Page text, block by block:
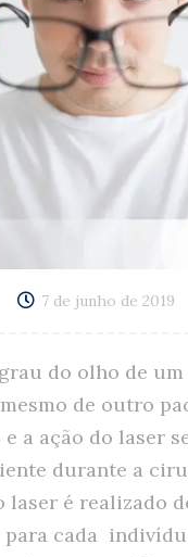
7 de junho de 2019
do olho de
de outro
a ação do laser
durante a
laser é realizado
para cada